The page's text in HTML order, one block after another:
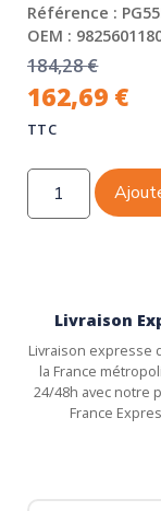
Référence :
OEM :
184,28€
162,69 €
TTC
Livraison
Livraison expresse
la France
24/48h avec notre
France